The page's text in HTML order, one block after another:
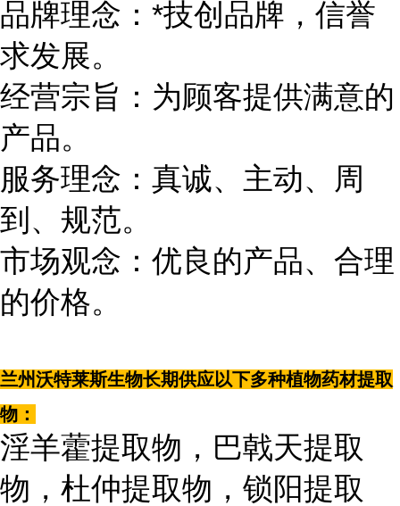
品牌理念：*技创品牌，信誉
求发展。
经营宗旨：为顾客提供满意的
产品。
服务理念：真诚、主动、周
到、规范。
市场观念：优良的产品、合理
的价格。
兰州沃特莱斯生物长期供应以下多种植物药材提取
物：
淫羊藿提取物，巴戟天提取
物，杜仲提取物，锁阳提取